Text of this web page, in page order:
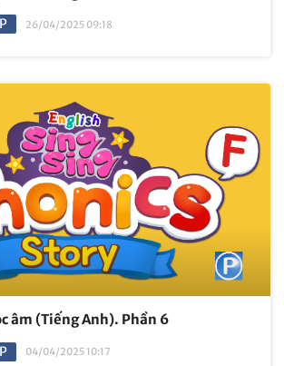
26/04/2025 09:18
âm (Tiếng Anh). Phần 6
04/04/2025 10:17